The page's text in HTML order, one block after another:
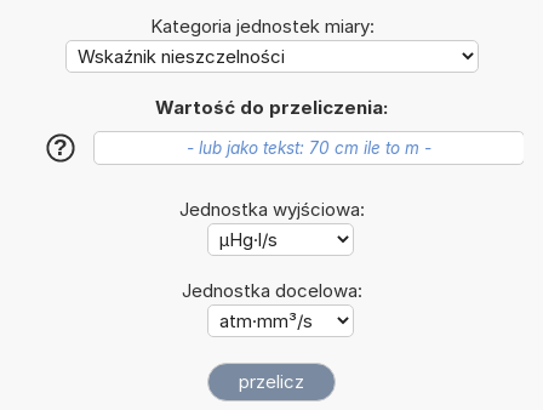
Kategoria jednostek miary:
Wartość do przeliczenia:
?
Jednostka wyjściowa:
Jednostka docelowa: